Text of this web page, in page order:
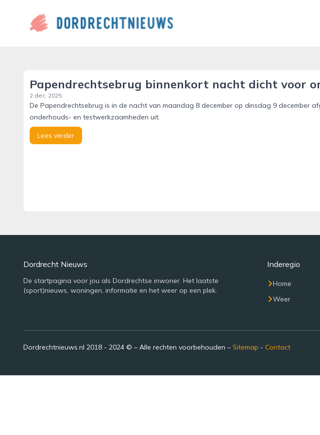
dordrechtnieuws.nl
Papendrechtsebrug binnenkort nacht dicht voor
2 dec. 2025
De Papendrechtsebrug is in de nacht van maandag 8 december op dinsdag 9 december
onderhouds- en testwerkzaamheden uit.
Lees verder
Dordrecht Nieuws
De startpagina voor jou als Dordrechtse inwoner. Het laatste
(sport)nieuws, woningen, informatie en het weer op een plek.
Inderegio
Home
Weer
Dordrechtnieuws.nl 2018 - 2024 © – Alle rechten voorbehouden – Sitemap - Contact